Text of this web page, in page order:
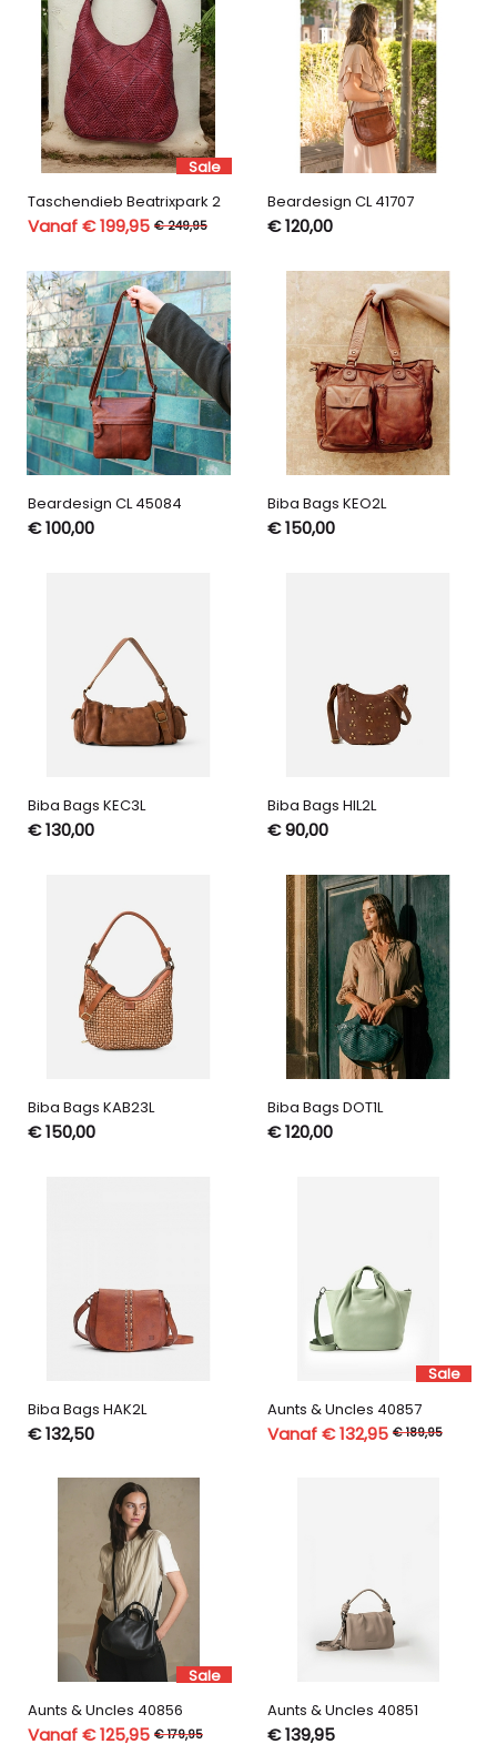
Sale
Taschendieb Beatrixpark 2
Vanaf € 199,95 € 249,95
Beardesign CL 41707
€ 120,00
Beardesign CL 45084
€ 100,00
Biba Bags KEO2L
€ 150,00
Biba Bags KEC3L
€ 130,00
Biba Bags HIL2L
€ 90,00
Biba Bags KAB23L
€ 150,00
Biba Bags DOT1L
€ 120,00
Biba Bags HAK2L
€ 132,50
Sale
Aunts & Uncles 40857
Vanaf € 132,95 € 189,95
Sale
Aunts & Uncles 40856
Vanaf € 125,95 € 179,95
Aunts & Uncles 40851
€ 139,95